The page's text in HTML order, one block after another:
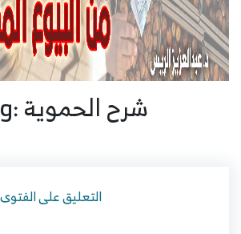
Tag: شرح الحموية
(العربية) التعليق على